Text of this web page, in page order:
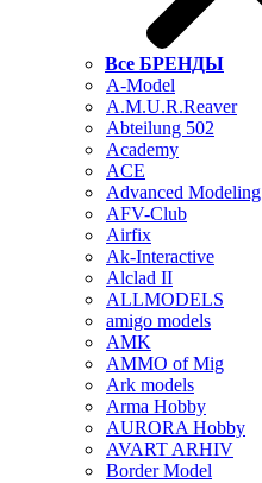
Все БРЕНДЫ
A-Model
A.M.U.R.Reaver
Abteilung 502
Academy
ACE
Advanced Modeling
AFV-Club
Airfix
Ak-Interactive
Alclad II
ALLMODELS
amigo models
AMK
AMMO of Mig
Ark models
Arma Hobby
AURORA Hobby
AVART ARHIV
Border Model